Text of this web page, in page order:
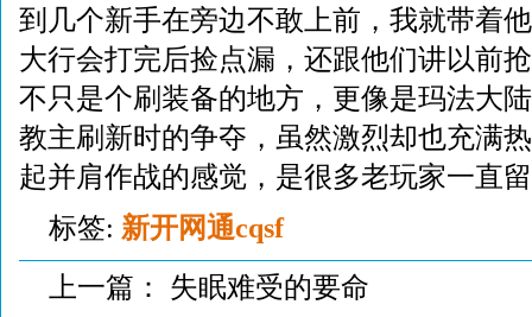
到几个新手在旁边不敢上前，我就带着
大行会打完后捡点漏，还跟他们讲以前
不只是个刷装备的地方，更像是玛法大
教主刷新时的争夺，虽然激烈却也充满
起并肩作战的感觉，是很多老玩家一直
标签: 新开网通cqsf
上一篇： 失眠难受的要命